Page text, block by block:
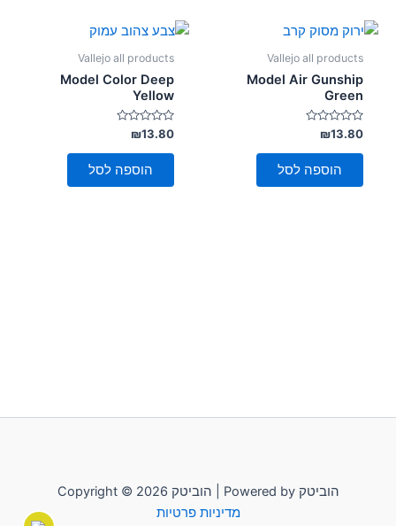
Vallejo all products
Model Air Gunship
Green
דורג
0
מתוך
₪13.80
הוספה לסל
Vallejo all products
Model Color Deep
Yellow
דורג
0
מתוך
₪13.80
הוספה לסל
Copyright © 2026 הוביטק | Powered by הוביטק
מדיניות פרטיות